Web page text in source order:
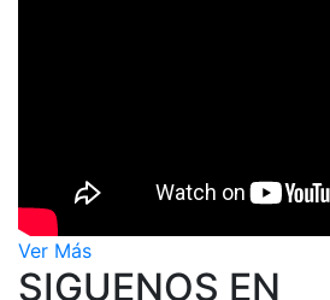
Ver Más
SIGUENOS EN